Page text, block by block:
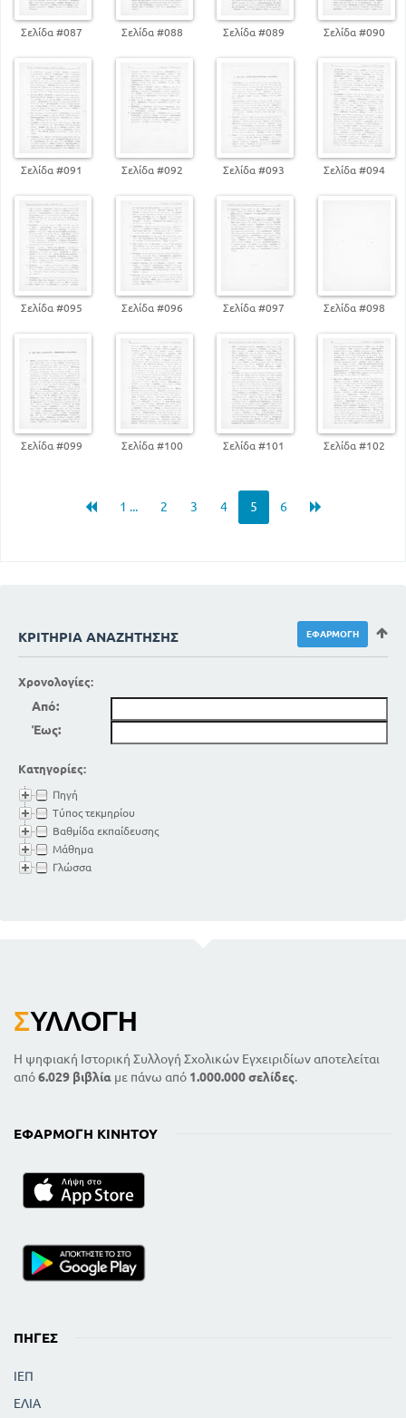
Σελίδα #087 Σελίδα #088 Σελίδα #089 Σελίδα #090
Σελίδα #091 Σελίδα #092 Σελίδα #093 Σελίδα #094
Σελίδα #095 Σελίδα #096 Σελίδα #097 Σελίδα #098
Σελίδα #099 Σελίδα #100 Σελίδα #101 Σελίδα #102
1 ... 2 3 4 5 6
ΚΡΙΤΉΡΙΑ ΑΝΑΖΉΤΗΣΗΣ
Χρονολογίες:
Από:
Έως:
Κατηγορίες:
Πηγή
Τύπος τεκμηρίου
Βαθμίδα εκπαίδευσης
Μάθημα
Γλώσσα
ΣΥΛΛΟΓΉ
Η ψηφιακή Ιστορική Συλλογή Σχολικών Εγχειριδίων αποτελείται
από6.029 βιβλία με πάνω από 1.000.000 σελίδες.
ΕΦΑΡΜΟΓΉ ΚΙΝΗΤΟΎ
ΠΗΓΈΣ
ΙΕΠ
ΕΛΙΑ